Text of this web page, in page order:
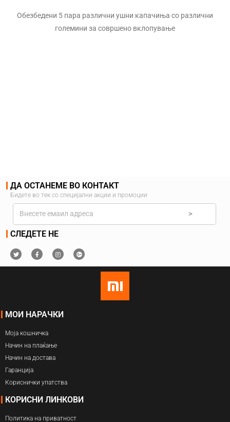
Обезбедени 5 пара различни ушни капачиња со различни
големини за совршено вклопување
ДА ОСТАНЕМЕ ВО КОНТАКТ
Бидете во тек со специјални акции и промоции
>
СЛЕДЕТЕ НЕ
МОИ НАРАЧКИ
Моја кошничка
Начин на плаќање
Начин на достава
Гаранција
Кориснички упатства
КОРИСНИ ЛИНКОВИ
Политика на приватност